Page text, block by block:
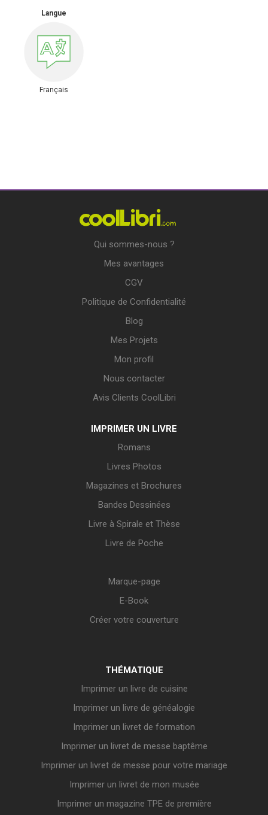
Langue
Français
Qui sommes-nous ?
Mes avantages
CGV
Politique de Confidentialité
Blog
Mes Projets
Mon profil
Nous contacter
Avis Clients CoolLibri
IMPRIMER UN LIVRE
Romans
Livres Photos
Magazines et Brochures
Bandes Dessinées
Livre à Spirale et Thèse
Livre de Poche
Marque-page
E-Book
Créer votre couverture
THÉMATIQUE
Imprimer un livre de cuisine
Imprimer un livre de généalogie
Imprimer un livret de formation
Imprimer un livret de messe baptême
Imprimer un livret de messe pour votre mariage
Imprimer un livret de mon musée
Imprimer un magazine TPE de première